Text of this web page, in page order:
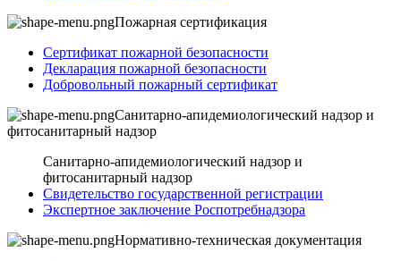
Пожарная сертификация
Сертификат пожарной безопасности
Декларация пожарной безопасности
Добровольный пожарный сертификат
Санитарно-апидемиологический надзор и
фитосанитарный надзор
Санитарно-апидемиологический надзор и
фитосанитарный надзор
Свидетельство государственной регистрации
Экспертное заключение Роспотребнадзора
Нормативно-техническая документация